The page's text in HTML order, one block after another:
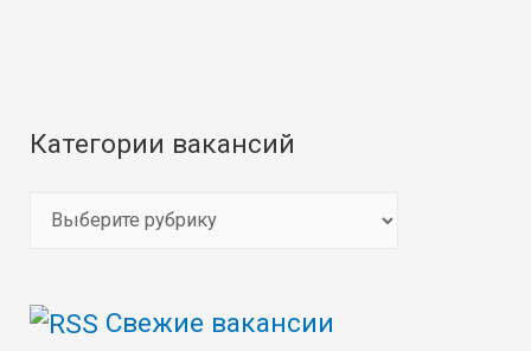
Категории вакансий
е
Свежие вакансии